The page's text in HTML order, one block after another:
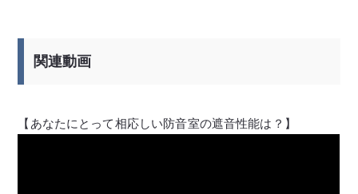
関連動画
【あなたにとって相応しい防音室の遮音性能は？】